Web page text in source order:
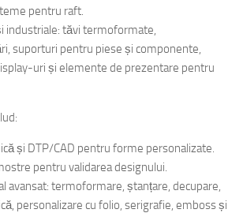
pentru raft.
industriale: tăvi termoformate,
suporturi pentru piese și componente,
uri și elemente de prezentare pentru
și DTP/CAD pentru forme personalizate.
pentru validarea designului.
avansat: termoformare, ștanțare, decupare,
personalizare cu folio, serigrafie, emboss și